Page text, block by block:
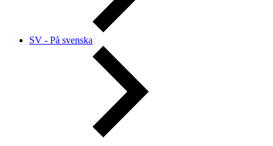
SV - På svenska